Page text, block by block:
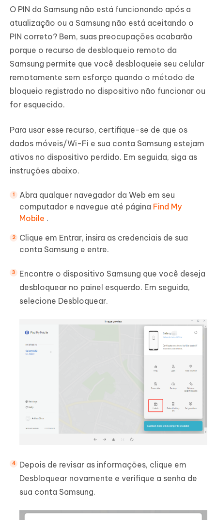
O PIN da Samsung não está funcionando após a
atualização ou a Samsung não está aceitando o
PIN correto? Bem, suas preocupações acabarão
porque o recurso de desbloqueio remoto da
Samsung permite que você desbloqueie seu celular
remotamente sem esforço quando o método de
bloqueio registrado no dispositivo não funcionar ou
for esquecido.
Para usar esse recurso, certifique-se de que os
dados móveis/Wi-Fi e sua conta Samsung estejam
ativos no dispositivo perdido. Em seguida, siga as
instruções abaixo.
Abra qualquer navegador da Web em seu
computador e navegue até página Find My
Mobile .
Clique em Entrar, insira as credenciais de sua
conta Samsung e entre.
Encontre o dispositivo Samsung que você deseja
desbloquear no painel esquerdo. Em seguida,
selecione Desbloquear.
Depois de revisar as informações, clique em
Desbloquear novamente e verifique a senha de
sua conta Samsung.